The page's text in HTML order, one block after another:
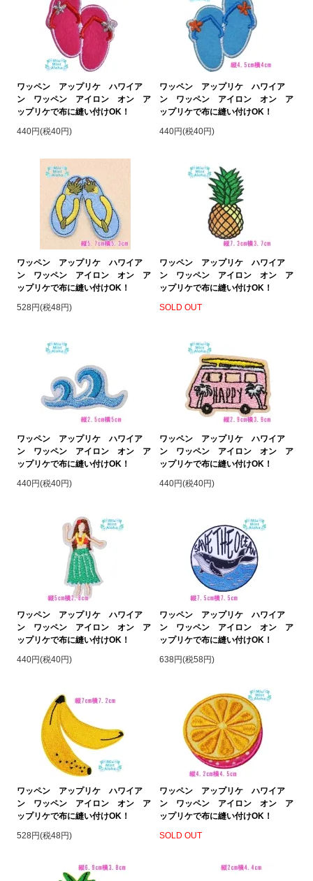
ワッペン アップリケ ハワイア
ン ワッペン アイロン オン ア
ップリケで布に縫い付けOK！
440円(税40円)
ワッペン アップリケ ハワイア
ン ワッペン アイロン オン ア
ップリケで布に縫い付けOK！
440円(税40円)
ワッペン アップリケ ハワイア
ン ワッペン アイロン オン ア
ップリケで布に縫い付けOK！
528円(税48円)
ワッペン アップリケ ハワイア
ン ワッペン アイロン オン ア
ップリケで布に縫い付けOK！
SOLD OUT
ワッペン アップリケ ハワイア
ン ワッペン アイロン オン ア
ップリケで布に縫い付けOK！
440円(税40円)
ワッペン アップリケ ハワイア
ン ワッペン アイロン オン ア
ップリケで布に縫い付けOK！
440円(税40円)
ワッペン アップリケ ハワイア
ン ワッペン アイロン オン ア
ップリケで布に縫い付けOK！
440円(税40円)
ワッペン アップリケ ハワイア
ン ワッペン アイロン オン ア
ップリケで布に縫い付けOK！
638円(税58円)
ワッペン アップリケ ハワイア
ン ワッペン アイロン オン ア
ップリケで布に縫い付けOK！
528円(税48円)
ワッペン アップリケ ハワイア
ン ワッペン アイロン オン ア
ップリケで布に縫い付けOK！
SOLD OUT